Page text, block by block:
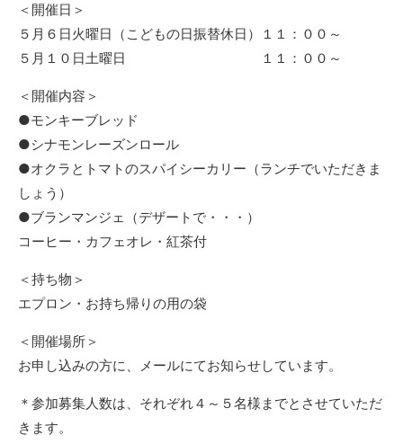
＜開催日＞
５月６日火曜日（こどもの日振替休日）１１：００～
５月１０日土曜日 １１：００～
＜開催内容＞
●モンキーブレッド
●シナモンレーズンロール
●オクラとトマトのスパイシーカリー（ランチでいただきま
しょう）
●ブランマンジェ（デザートで・・・）
コーヒー・カフェオレ・紅茶付
＜持ち物＞
エプロン・お持ち帰りの用の袋
＜開催場所＞
お申し込みの方に、メールにてお知らせしています。
＊参加募集人数は、それぞれ４～５名様までとさせていただ
きます。